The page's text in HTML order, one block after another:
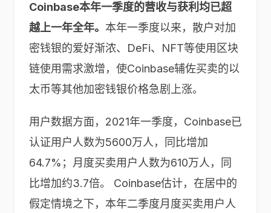
Coinbase本年一季度的营收与获利均已超
越上一年全年。 本年一季度以来，散户对加
密钱银的爱好渐浓、DeFi、NFT等使用区块
链使用需求激增，使Coinbase辅佐买卖的以
太币等其他加密钱银价格急剧上涨。
用户数据方面，2021年一季度，Coinbase已
认证用户人数为5600万人，同比增加
64.7%；月度买卖用户人数为610万人，同
比增加约3.7倍。 Coinbase估计，在居中的
假定情境之下，本年二季度月度买卖用户人